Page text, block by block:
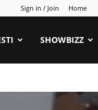
Sign in / Join Home
SHOWBIZZ